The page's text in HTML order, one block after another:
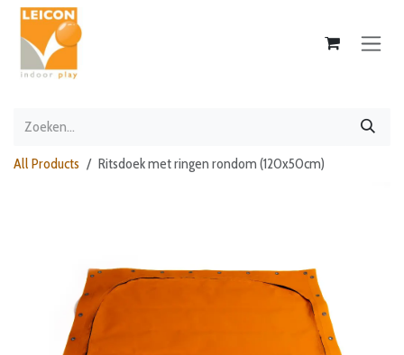
Overslaan naar inhoud
All Products Ritsdoek met ringen rondom (120x50cm)